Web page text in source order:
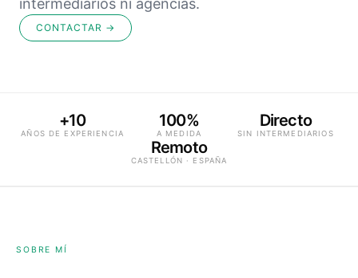
intermediarios ni agencias.
CONTACTAR →
+10
AÑOS DE EXPERIENCIA
100%
A MEDIDA
Directo
SIN INTERMEDIARIOS
Remoto
CASTELLÓN · ESPAÑA
SOBRE MÍ